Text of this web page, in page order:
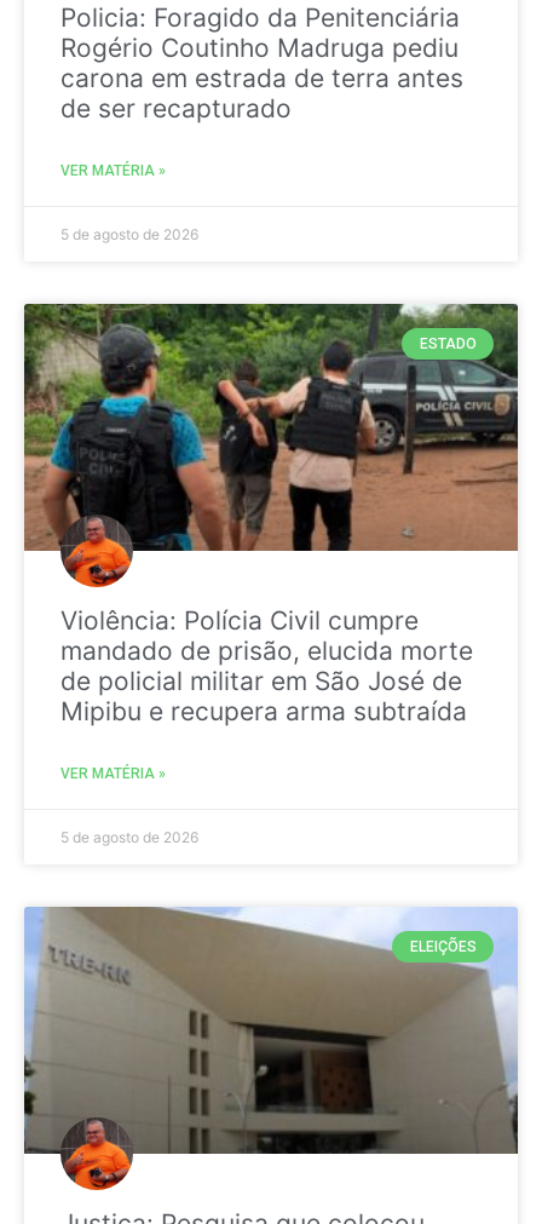
Policia: Foragido da Penitenciária
Rogério Coutinho Madruga pediu
carona em estrada de terra antes
de ser recapturado
VER MATÉRIA »
5 de agosto de 2026
ESTADO
Violência: Polícia Civil cumpre
mandado de prisão, elucida morte
de policial militar em São José de
Mipibu e recupera arma subtraída
VER MATÉRIA »
5 de agosto de 2026
ELEIÇÕES